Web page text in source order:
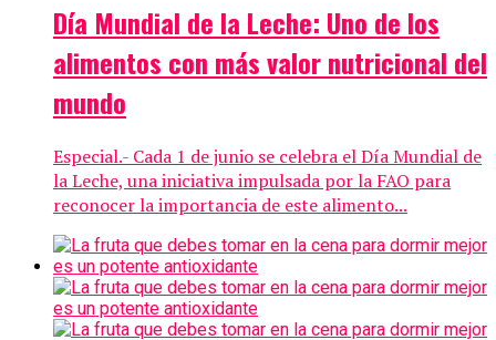
Día Mundial de la Leche: Uno de los
alimentos con más valor nutricional del
mundo
Especial.- Cada 1 de junio se celebra el Día Mundial de
la Leche, una iniciativa impulsada por la FAO para
reconocer la importancia de este alimento...